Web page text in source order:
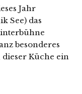
Jahr
See) das
besonderes
Küche ein